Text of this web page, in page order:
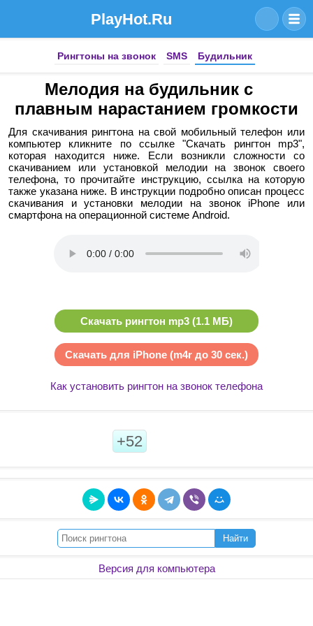
PlayHot.Ru
Рингтоны на звонок SMS Будильник
Мелодия на будильник с
плавным нарастанием громкости
Для скачивания рингтона на свой мобильный телефон или
компьютер кликните по ссылке "Скачать рингтон mp3",
которая находится ниже. Если возникли сложности со
скачиванием или установкой мелодии на звонок своего
телефона, то прочитайте инструкцию, ссылка на которую
также указана ниже. В инструкции подробно описан процесс
скачивания и установки мелодии на звонок iPhone или
смартфона на операционной системе Android.
Скачать рингтон mp3 (1.1 МБ)
Скачать для iPhone (m4r до 30 сек.)
Как установить рингтон на звонок телефона
+52
Найти
Версия для компьютера